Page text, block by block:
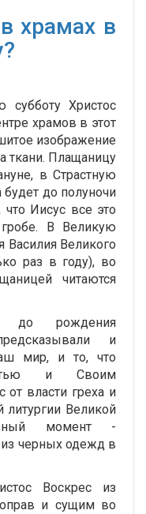
храмах в
Христос
храмов в этот
изображение
ткани. Плащаницу
в Страстную
будет до полуночи
Иисус все это
В Великую
Василия Великого
раз в году), во
читаются
до рождения
и
мир, и то, что
и Своим
от власти греха и
литургии Великой
момент -
черных одежд в
Воскрес из
и сущим во